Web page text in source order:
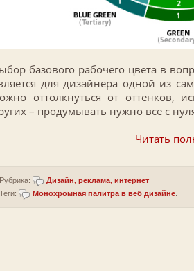
базового рабочего цвета в
для дизайнера одной из
оттолкнуться от оттенков,
– продумывать нужно все с
Читать
Рубрика:
Дизайн, реклама, интернет
Теги:
Монохромная палитра в веб дизайне.